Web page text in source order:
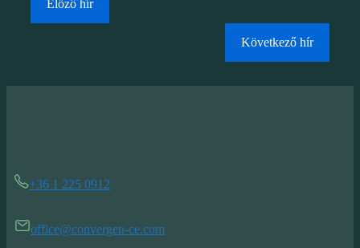
Előző hír
Következő hír
+36 1 225 0912
office@convergen-ce.com